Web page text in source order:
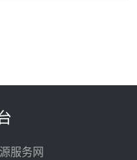
程性能试验采购
二列蒸汽发生器设备
服务网